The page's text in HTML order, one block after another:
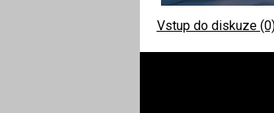
Vstup do diskuze